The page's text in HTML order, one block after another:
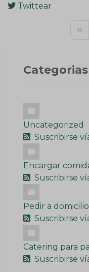
Twittear
Uncategorized
Suscribirse
Encargar
Suscribirse
Pedir a domicilio
Suscribirse
Catering para
Suscribirse